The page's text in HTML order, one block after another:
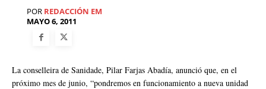
POR REDACCIÓN EM
MAYO 6, 2011
La conselleira de Sanidade, Pilar Farjas Abadía, anunció que, en el
próximo mes de junio, “pondremos en funcionamiento a nueva unidad